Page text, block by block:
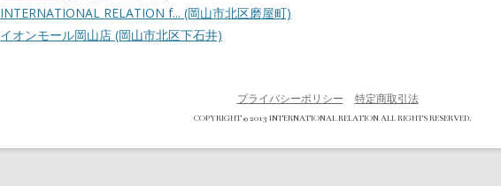
INTERNATIONAL RELATION f... (岡山市北区磨屋町)
イオンモール岡山店 (岡山市北区下石井)
プライバシーポリシー 特定商取引法
COPYRIGHT © 2013 INTERNATIONAL RELATION ALL RIGHTS RESERVED.